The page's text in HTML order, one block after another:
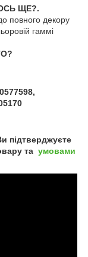
ЩЕ?.
повного декору
гаммі
підтверджуєте
та умовами